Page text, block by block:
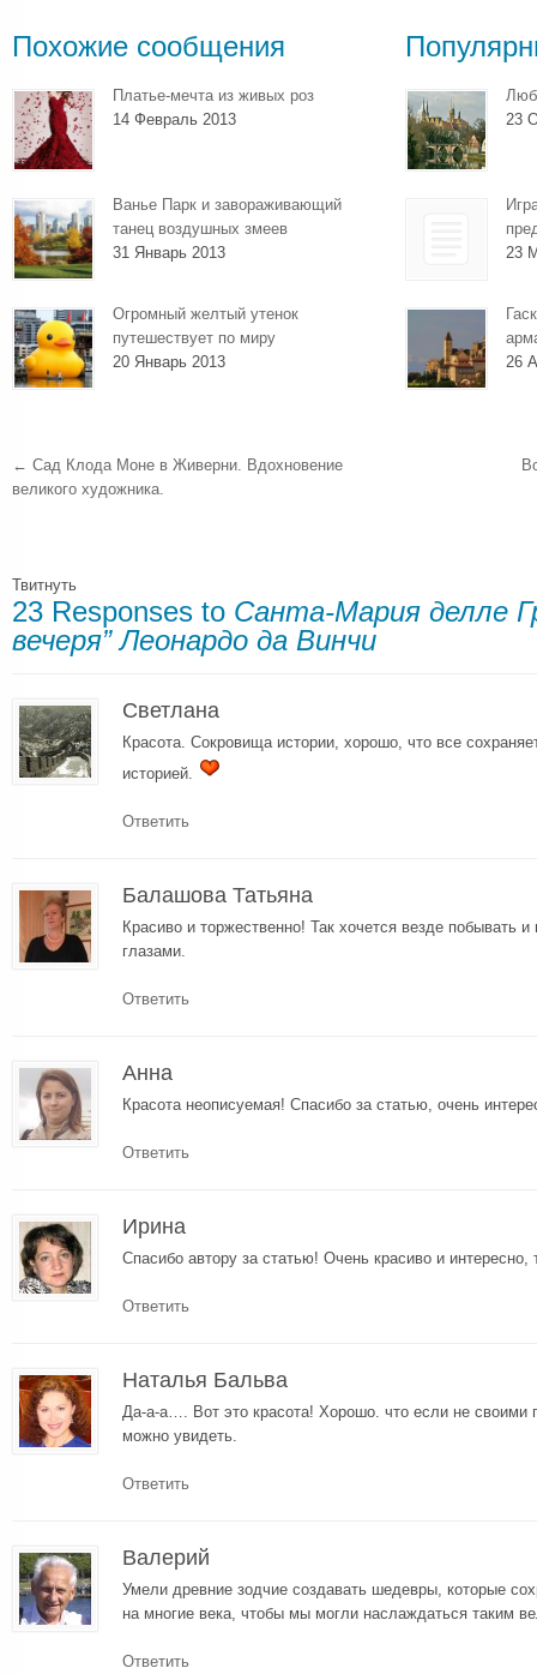
Похожие сообщения
Платье-мечта из живых роз
14 Февраль 2013
Ванье Парк и завораживающий
танец воздушных змеев
31 Январь 2013
Огромный желтый утенок
путешествует по миру
20 Январь 2013
23
23
26
← Сад Клода Моне в Живерни. Вдохновение
великого художника.
Твитнуть
23 Responses to Санта-Мария делле
вечеря” Леонардо да Винчи
Светлана
Красота. Сокровища истории, хорошо, что все
историей.
Ответить
Балашова Татьяна
Красиво и торжественно! Так хочется везде побывать
глазами.
Ответить
Анна
Красота неописуемая! Спасибо за статью, очень
Ответить
Ирина
Спасибо автору за статью! Очень красиво и
Ответить
Наталья Бальва
Да-а-а…. Вот это красота! Хорошо. что если не своими
можно увидеть.
Ответить
Валерий
Умели древние зодчие создавать шедевры, которые
на многие века, чтобы мы могли наслаждаться таким
Ответить